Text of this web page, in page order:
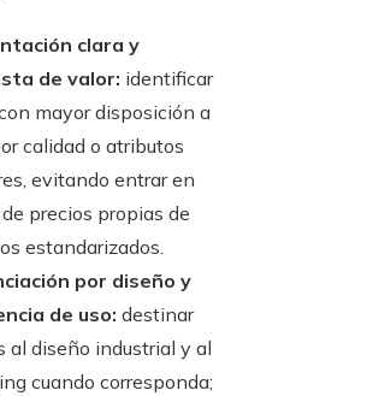
clara y
de valor: identificar
mayor disposición a
calidad o atributos
evitando entrar en
precios propias de
estandarizados.
por diseño y
de uso: destinar
al diseño industrial y al
cuando corresponda;